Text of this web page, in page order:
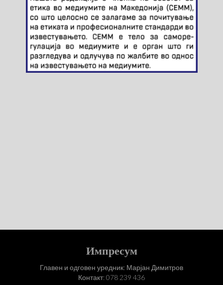
Импресум
Главен и одговен уредник: Марјан Димитров
Контакт: 078 239 436